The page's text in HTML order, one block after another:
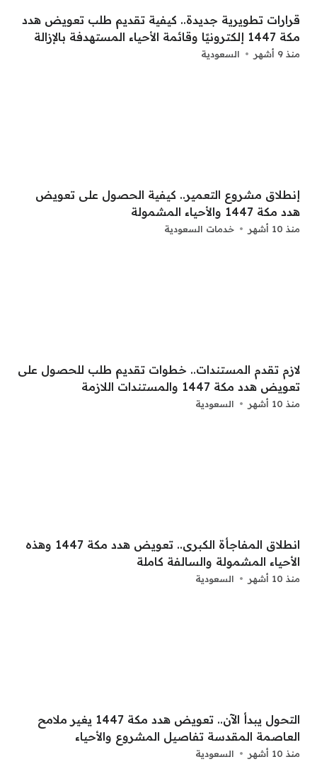
قرارات تطويرية جديدة.. كيفية تقديم طلب تعويض هدد
مكة 1447 إلكترونيًا وقائمة الأحياء المستهدفة بالإزالة
منذ 9 أشهر السعودية
إنطلاق مشروع التعمير.. كيفية الحصول على تعويض
هدد مكة 1447 والأحياء المشمولة
منذ 10 أشهر خدمات السعودية
لازم تقدم المستندات.. خطوات تقديم طلب للحصول على
تعويض هدد مكة 1447 والمستندات اللازمة
منذ 10 أشهر السعودية
انطلاق المفاجأة الكبرى.. تعويض هدد مكة 1447 وهذه
الأحياء المشمولة والسالفة كاملة
منذ 10 أشهر السعودية
التحول يبدأ الآن.. تعويض هدد مكة 1447 يغير ملامح
العاصمة المقدسة تفاصيل المشروع والأحياء
منذ 10 أشهر السعودية